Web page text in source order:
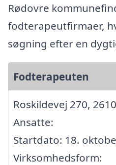
Rødovre
fodterapeutfirmaer,
søgning efter en
Fodterapeuten
Roskildevej 270,
Ansatte:
Startdato: 18.
Virksomhedsform: